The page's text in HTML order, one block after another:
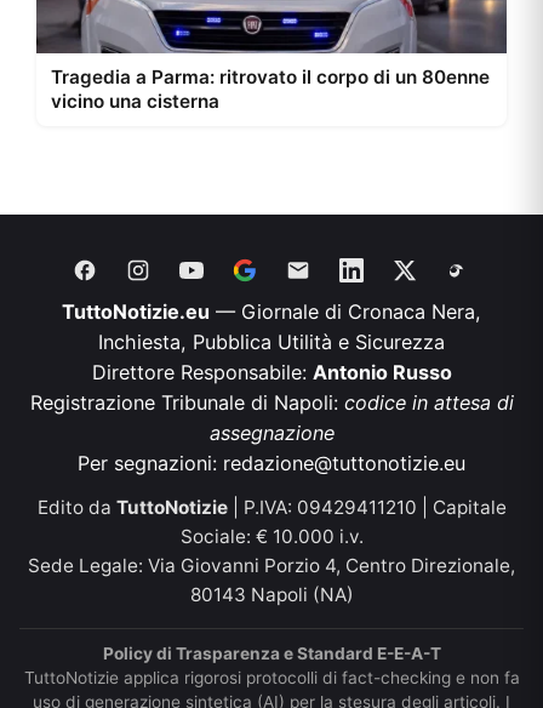
Tragedia a Parma: ritrovato il corpo di un 80enne
vicino una cisterna
TuttoNotizie.eu — Giornale di Cronaca Nera,
Inchiesta, Pubblica Utilità e Sicurezza
Direttore Responsabile: Antonio Russo
Registrazione Tribunale di Napoli: codice in attesa di
assegnazione
Per segnazioni: redazione@tuttonotizie.eu
Edito da TuttoNotizie
| P.IVA: 09429411210 | Capitale
Sociale: € 10.000 i.v.
Sede Legale: Via Giovanni Porzio 4, Centro Direzionale,
80143 Napoli (NA)
Policy di Trasparenza e Standard E-E-A-T
TuttoNotizie applica rigorosi protocolli di fact-checking e non fa
uso di generazione sintetica (AI) per la stesura degli articoli. I